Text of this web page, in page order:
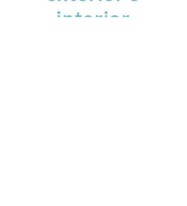
interior